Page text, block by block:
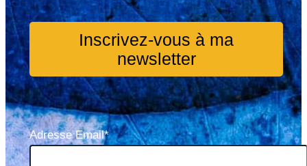
Inscrivez-vous à ma
newsletter
Adresse Email*